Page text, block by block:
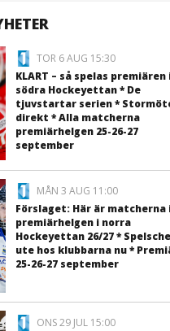
TOR 6 AUG 15:30
KLART – så spelas premiären
södra Hockeyettan * De
tjuvstartar serien *
direkt * Alla matcherna
premiärhelgen 25-26-27
september
MÅN 3 AUG 11:00
Förslaget: Här är matcherna
premiärhelgen i norra
Hockeyettan 26/27 *
ute hos klubbarna nu *
25-26-27 september
ONS 29 JUL 15:00